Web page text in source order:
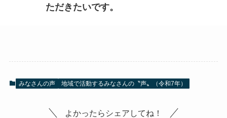
ただきたいです。
みなさんの声 地域で活動するみなさんの〝声〟（令和7年）
よかったらシェアしてね！